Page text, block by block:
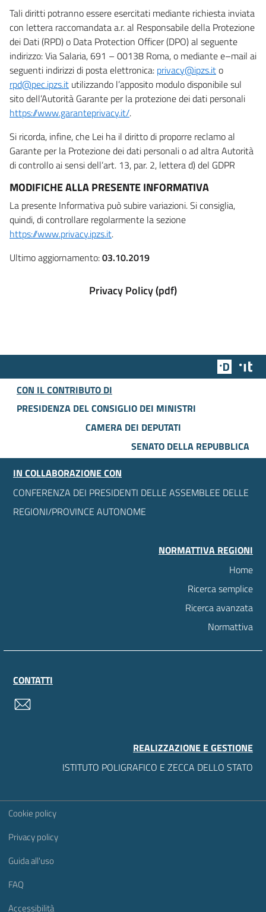
Tali diritti potranno essere esercitati mediante richiesta inviata
con lettera raccomandata a.r. al Responsabile della Protezione
dei Dati (RPD) o Data Protection Officer (DPO) al seguente
indirizzo: Via Salaria, 691 – 00138 Roma, o mediante e–mail ai
seguenti indirizzi di posta elettronica: privacy@ipzs.ito
rpd@pec.ipzs.it utilizzando l’apposito modulo disponibile sul
sito dell’Autorità Garante per la protezione dei dati personali
https://www.garanteprivacy.it/.
Si ricorda, infine, che Lei ha il diritto di proporre reclamo al
Garante per la Protezione dei dati personali o ad altra Autorità
di controllo ai sensi dell’art. 13, par. 2, lettera d) del GDPR
MODIFICHE ALLA PRESENTE INFORMATIVA
La presente Informativa può subire variazioni. Si consiglia,
quindi, di controllare regolarmente la sezione
https://www.privacy.ipzs.it.
Ultimo aggiornamento:03.10.2019
Privacy Policy (pdf)
Team
CON IL CONTRIBUTO DI
PRESIDENZA DEL CONSIGLIO DEI MINISTRI
CAMERA DEI DEPUTATI
SENATO DELLA REPUBBLICA
IN COLLABORAZIONE CON
CONFERENZA DEI PRESIDENTI DELLE ASSEMBLEE DELLE
REGIONI/PROVINCE AUTONOME
NORMATTIVA REGIONI
Home
Ricerca semplice
Ricerca avanzata
Normattiva
CONTATTI
REALIZZAZIONE E GESTIONE
ISTITUTO POLIGRAFICO E ZECCA DELLO STATO
Sezione Link Utili
Cookie policy
Privacy policy
Guida all'uso
FAQ
Accessibilità